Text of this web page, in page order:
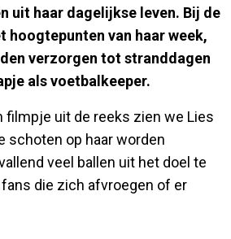
uit haar dagelijkse leven. Bij de
hoogtepunten van haar week,
verzorgen tot stranddagen
als voetbalkeeper.
filmpje uit de reeks zien we Lies
schoten op haar worden
veel ballen uit het doel te
die zich afvroegen of er